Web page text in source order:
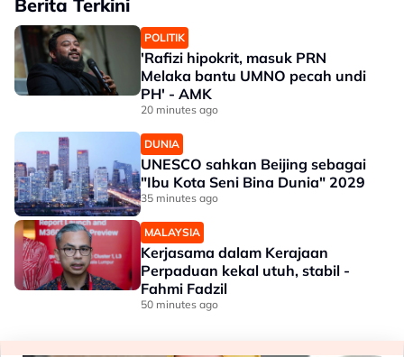
Berita Terkini
POLITIK
'Rafizi hipokrit, masuk PRN
Melaka bantu UMNO pecah undi
PH' - AMK
20 minutes ago
DUNIA
UNESCO sahkan Beijing sebagai
"Ibu Kota Seni Bina Dunia" 2029
35 minutes ago
MALAYSIA
Kerjasama dalam Kerajaan
Perpaduan kekal utuh, stabil -
Fahmi Fadzil
50 minutes ago